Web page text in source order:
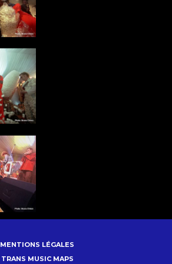
MENTIONS LÉGALES
TRANS MUSIC MAPS